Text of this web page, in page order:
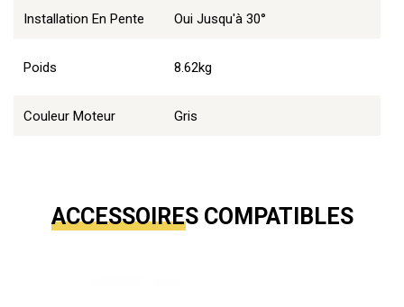
Installation En Pente Oui Jusqu'à 30°
Poids 8.62kg
Couleur Moteur Gris
ACCESSOIRES COMPATIBLES